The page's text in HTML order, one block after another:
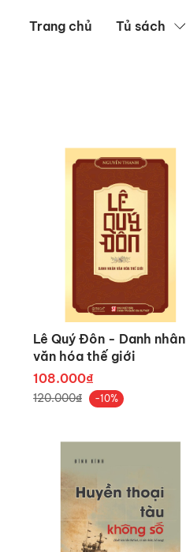
Trang chủ Tủ sách
Lê Quý Đôn - Danh nhân
văn hóa thế giới
108.000₫
120.000₫ -10%